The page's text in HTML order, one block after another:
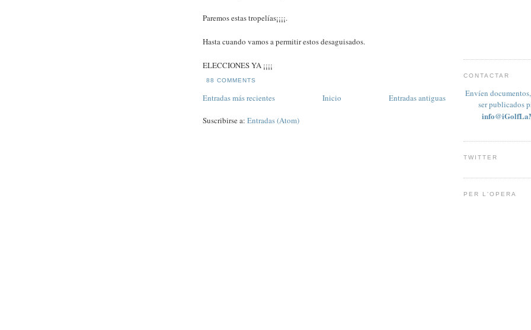
Paremos estas tropelías¡¡¡¡.
Hasta cuando vamos a permitir estos desaguisados.
ELECCIONES YA ¡¡¡¡
88 COMMENTS
Entradas más recientes Entradas antiguas
Inicio
Suscribirse a: Entradas (Atom)
CONTACTAR
Envíen
ser publicados
TWITTER
PER L'OPERA